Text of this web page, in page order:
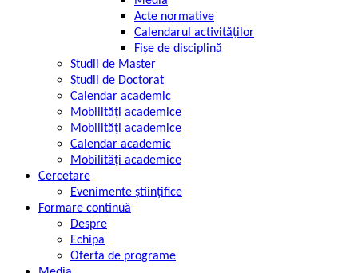
Acte normative
Calendarul activităților
Fișe de disciplină
Studii de Master
Studii de Doctorat
Calendar academic
Mobilități academice
Mobilități academice
Calendar academic
Mobilități academice
Cercetare
Evenimente științifice
Formare continuă
Despre
Echipa
Oferta de programe